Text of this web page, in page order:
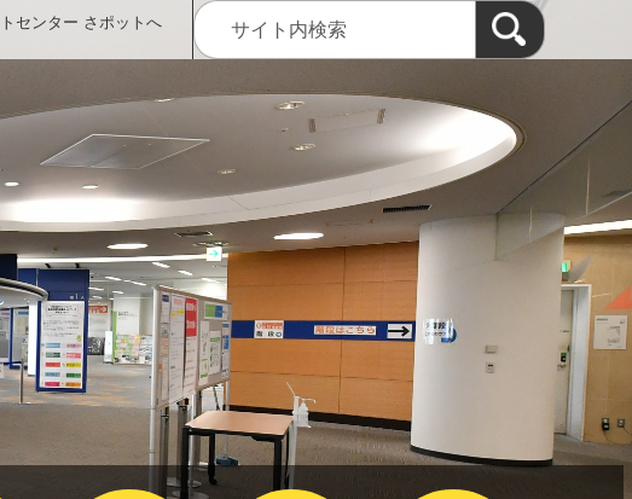
センター さポットへ